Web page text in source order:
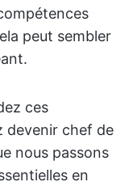
peut sembler
ces
devenir chef de
nous passons
en